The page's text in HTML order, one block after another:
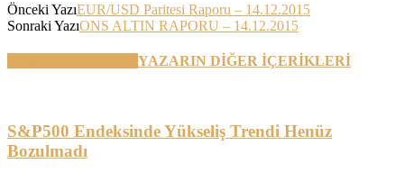
Önceki YazıEUR/USD Paritesi Raporu – 14.12.2015
Sonraki YazıONS ALTIN RAPORU – 14.12.2015
YAZARIN DİĞER İÇERİKLERİ
S&P500 Endeksinde Yükseliş Trendi Henüz
Bozulmadı